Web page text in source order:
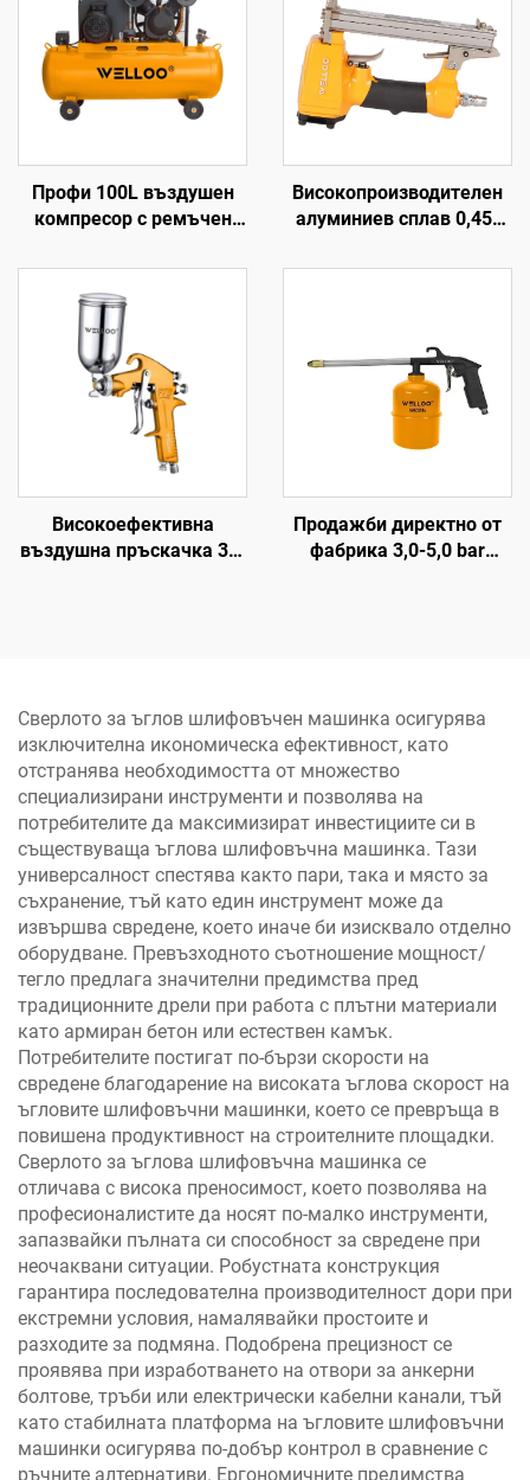
Профи 100L въздушен
компресор с ремъчен
за употреба в гаражи и
фабрики
Високопроизводителен
алуминиев сплав 0,45-
въздушни гвоздеи
гвоздеи
Високоефективна
въздушна пръскачка 3-5
Продажби директно от
фабрика 3,0-5,0 bar
Сверлото за ъглов шлифовъчен машинка осигурява
изключителна икономическа ефективност, като
отстранява необходимостта от множество
специализирани инструменти и позволява на
потребителите да максимизират инвестициите си в
съществуваща ъглова шлифовъчна машинка. Тази
универсалност спестява както пари, така и място за
съхранение, тъй като един инструмент може да
извършва свредене, което иначе би изисквало отделно
оборудване. Превъзходното съотношение мощност/
тегло предлага значителни предимства пред
традиционните дрели при работа с плътни материали
като армиран бетон или естествен камък.
Потребителите постигат по-бързи скорости на
свредене благодарение на високата ъглова скорост на
ъгловите шлифовъчни машинки, което се превръща в
повишена продуктивност на строителните площадки.
Сверлото за ъглова шлифовъчна машинка се
отличава с висока преносимост, което позволява на
професионалистите да носят по-малко инструменти,
запазвайки пълната си способност за свредене при
неочаквани ситуации. Робустната конструкция
гарантира последователна производителност дори при
екстремни условия, намалявайки простоите и
разходите за подмяна. Подобрена прецизност се
проявява при изработването на отвори за анкерни
болтове, тръби или електрически кабелни канали, тъй
като стабилната платформа на ъгловите шлифовъчни
машинки осигурява по-добър контрол в сравнение с
ръчните алтернативи. Ергономичните предимства